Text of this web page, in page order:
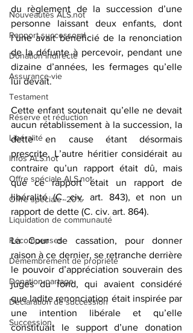
Nouveautés ALS.not
Rapport successoral
Donation indirecte
Assurance-vie
Testament
Réserve et réduction
Libéralité
Infos ALS.not
Offre spéciale ALS.not
Offre spéciale -20%
Liquidation de communauté
Récompenses
Démembrement de propriété
Donation-partage
Déclaration de succession
Succession
du règlement de la succession d’une
personne laissant deux enfants, dont
l’une avait bénéficié de la renonciation
de la défunte à percevoir, pendant une
dizaine d’années, les fermages qu’elle
lui devait.
Cette enfant soutenait qu’elle ne devait
aucun rétablissement à la succession, la
dette en cause étant désormais
prescrite. L’autre héritier considérait au
contraire qu’un rapport était dû, mais
que ce rapport était un rapport de
libéralité (C. civ. art. 843), et non un
rapport de dette (C. civ. art. 864).
La Cour de cassation, pour donner
raison à ce dernier, se retranche derrière
le pouvoir d’appréciation souverain des
juges du fond, qui avaient considéré
que ladite renonciation était inspirée par
une intention libérale et qu’elle
constituait le support d’une donation